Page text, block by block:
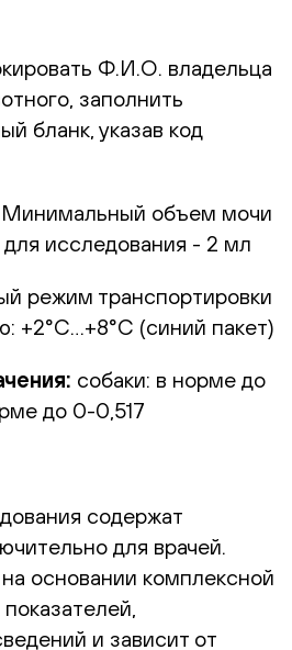
Ф.И.О. владельца
заполнить
бланк, указав код
объем мочи
исследования - 2 мл
режим транспортировки
+2°С…+8°С (синий пакет)
собаки: в норме до
до 0-0,517
содержат
для врачей.
основании комплексной
и зависит от